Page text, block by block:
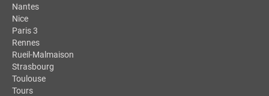
Nantes
Nice
Paris 3
Rennes
Rueil-Malmaison
Strasbourg
Toulouse
Tours